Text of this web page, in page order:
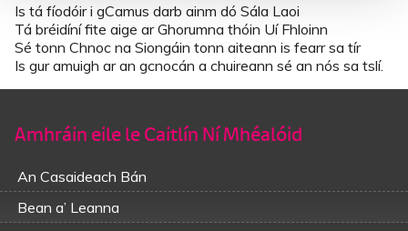
Is tá fíodóir i gCamus darb ainm dó Sála Laoi
Tá bréidíní fite aige ar Ghorumna thóin Uí Fhloinn
Sé tonn Chnoc na Siongáin tonn aiteann is fearr sa tír
Is gur amuigh ar an gcnocán a chuireann sé an nós sa tslí.
Amhráin eile le Caitlín Ní Mhéalóid
An Casaideach Bán
Bean a’ Leanna